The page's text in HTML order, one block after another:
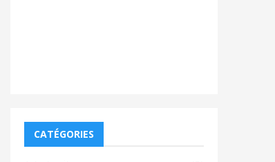
CATÉGORIES